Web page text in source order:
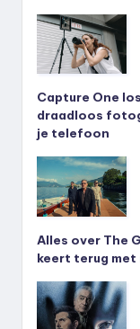
Capture One
draadloos
je telefoon
Alles over The
keert terug